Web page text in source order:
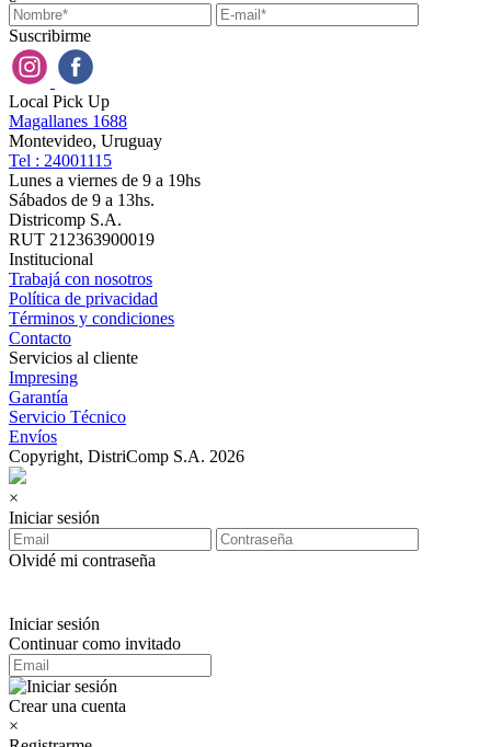
Suscribirme
Local Pick Up
Magallanes 1688
Montevideo, Uruguay
Tel : 24001115
Lunes a viernes de 9 a 19hs
Sábados de 9 a 13hs.
Districomp S.A.
RUT 212363900019
Institucional
Trabajá con nosotros
Política de privacidad
Términos y condiciones
Contacto
Servicios al cliente
Impresing
Garantía
Servicio Técnico
Envíos
Copyright, DistriComp S.A. 2026
×
Iniciar sesión
Olvidé mi contraseña
Iniciar sesión
Continuar como invitado
Crear una cuenta
×